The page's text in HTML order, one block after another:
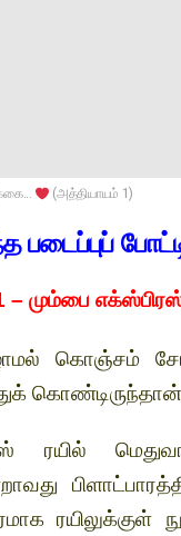
(அத்தியாயம் 1)
படைப்புப்
– மும்பை
கொஞ்சம்
ரயில்
ரயிலுக்குள்